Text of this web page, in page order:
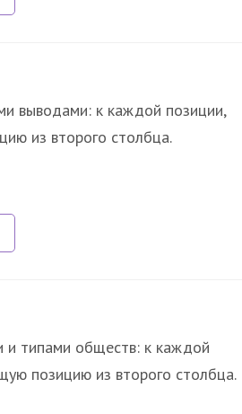
выводами: к каждой позиции,
из второго столбца.
и типами обществ: к каждой
позицию из второго столбца.